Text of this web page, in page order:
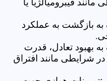
فیبرومیالژیا یا
بازگشت به عملکرد
بهبود تعادل، قدرت
شرایطی مانند افتراق